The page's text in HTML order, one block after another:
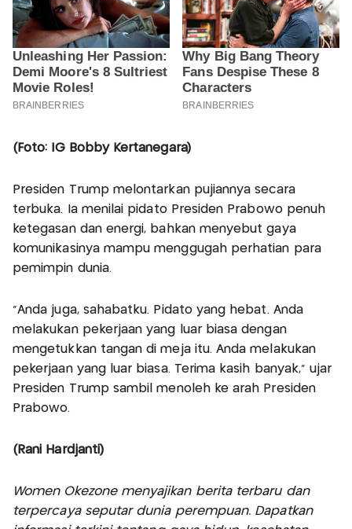
(Foto: IG Bobby Kertanegara)
Presiden Trump melontarkan pujiannya secara
terbuka. Ia menilai pidato Presiden Prabowo penuh
ketegasan dan energi, bahkan menyebut gaya
komunikasinya mampu menggugah perhatian para
pemimpin dunia.
“Anda juga, sahabatku. Pidato yang hebat. Anda
melakukan pekerjaan yang luar biasa dengan
mengetukkan tangan di meja itu. Anda melakukan
pekerjaan yang luar biasa. Terima kasih banyak,” ujar
Presiden Trump sambil menoleh ke arah Presiden
Prabowo.
(Rani Hardjanti)
Women Okezone menyajikan berita terbaru dan
terpercaya seputar dunia perempuan. Dapatkan